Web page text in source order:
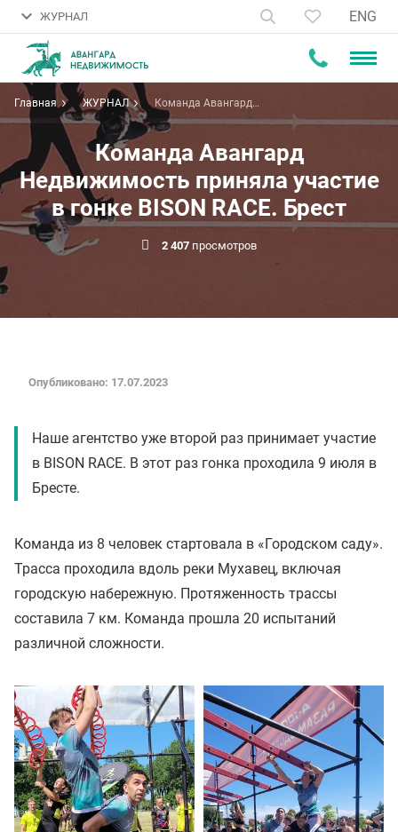
ЖУРНАЛ ENG
Главная ЖУРНАЛ
Команда Авангард
Недвижимость приняла участие
в гонке BISON RACE. Брест
Команда Авангард
Недвижимость приняла участие
в гонке BISON RACE. Брест
2 407 просмотров
Опубликовано: 17.07.2023
Наше агентство уже второй раз принимает участие
в BISON RACE. В этот раз гонка проходила 9 июля в
Бресте.
Команда из 8 человек стартовала в «Городском саду».
Трасса проходила вдоль реки Мухавец, включая
городскую набережную. Протяженность трассы
составила 7 км. Команда прошла 20 испытаний
различной сложности.